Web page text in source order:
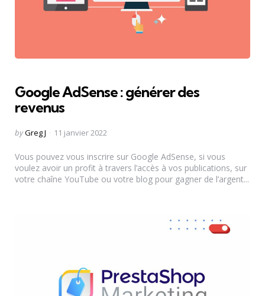
Google AdSense : générer des
revenus
Posted
byGreg J 11 janvier 2022
Vous pouvez vous inscrire sur Google AdSense, si vous
voulez avoir un profit à travers l’accès à vos publications, sur
votre chaîne YouTube ou votre blog pour gagner de l’argent...